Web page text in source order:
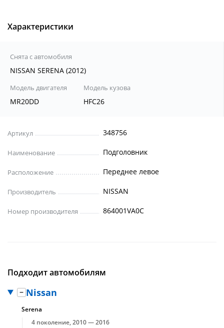
Характеристики
Снята с автомобиля
NISSAN SERENA (2012)
Модель двигателя
MR20DD
Модель кузова
HFC26
Артикул 348756
Наименование Подголовник
Расположение Переднее левое
Производитель NISSAN
Номер производителя 864001VA0C
Подходит автомобилям
Nissan
Serena
4 поколение, 2010 — 2016